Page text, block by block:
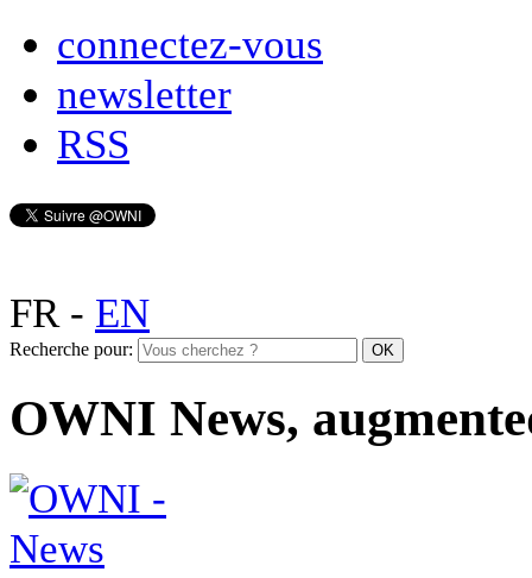
connectez-vous
newsletter
RSS
FR- EN
Recherche pour:
OWNI News,